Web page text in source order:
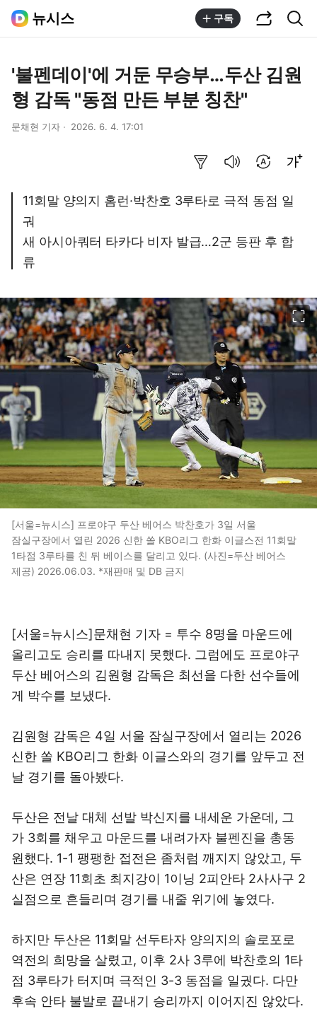
뉴시스 구독
'불펜데이'에 거둔 무승부…두산 김원
형 감독 "동점 만든 부분 칭찬"
문채현 기자 2026. 6. 4. 17:01
11회말 양의지 홈런·박찬호 3루타로 극적 동점 일
궈
새 아시아쿼터 타카다 비자 발급…2군 등판 후 합
류
[서울=뉴시스] 프로야구 두산 베어스 박찬호가 3일 서울
잠실구장에서 열린 2026 신한 쏠 KBO리그 한화 이글스전 11회말
1타점 3루타를 친 뒤 베이스를 달리고 있다. (사진=두산 베어스
제공) 2026.06.03. *재판매 및 DB 금지
[서울=뉴시스]문채현 기자 = 투수 8명을 마운드에
올리고도 승리를 따내지 못했다. 그럼에도 프로야구
두산 베어스의 김원형 감독은 최선을 다한 선수들에
게 박수를 보냈다.
김원형 감독은 4일 서울 잠실구장에서 열리는 2026
신한 쏠 KBO리그 한화 이글스와의 경기를 앞두고 전
날 경기를 돌아봤다.
두산은 전날 대체 선발 박신지를 내세운 가운데, 그
가 3회를 채우고 마운드를 내려가자 불펜진을 총동
원했다. 1-1 팽팽한 접전은 좀처럼 깨지지 않았고, 두
산은 연장 11회초 최지강이 1이닝 2피안타 2사사구 2
실점으로 흔들리며 경기를 내줄 위기에 놓였다.
하지만 두산은 11회말 선두타자 양의지의 솔로포로
역전의 희망을 살렸고, 이후 2사 3루에 박찬호의 1타
점 3루타가 터지며 극적인 3-3 동점을 일궜다. 다만
후속 안타 불발로 끝내기 승리까지 이어지진 않았다.